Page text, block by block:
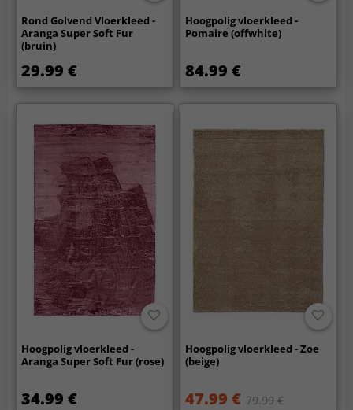
Rond Golvend Vloerkleed -
Aranga Super Soft Fur
(bruin)
29.99 €
Hoogpolig vloerkleed -
Pomaire (offwhite)
84.99 €
Hoogpolig vloerkleed -
Aranga Super Soft Fur (rose)
34.99 €
Hoogpolig vloerkleed - Zoe
(beige)
47.99 € 79.99 €